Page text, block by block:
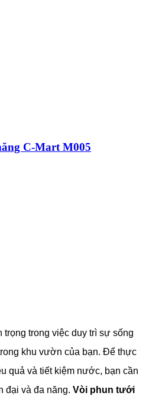
C-Mart M005
trong việc duy trì sự sống
khu vườn của bạn. Để thực
quả và tiết kiệm nước, bạn cần
đại và đa năng. Vòi phun tưới